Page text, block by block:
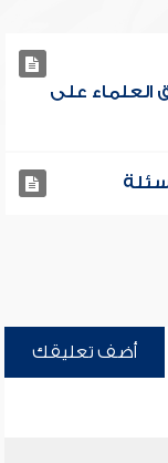
العلماء على
أضف تعليقك